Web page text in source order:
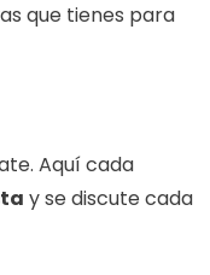
que tienes para
Aquí cada
y se discute cada